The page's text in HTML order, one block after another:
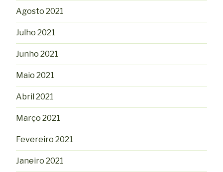
Agosto 2021
Julho 2021
Junho 2021
Maio 2021
Abril 2021
Março 2021
Fevereiro 2021
Janeiro 2021